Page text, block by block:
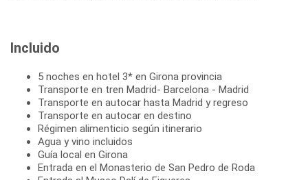
Incluido
5 noches en hotel 3* en Girona provincia
Transporte en tren Madrid- Barcelona - Madrid
Transporte en autocar hasta Madrid y regreso
Transporte en autocar en destino
Régimen alimenticio según itinerario
Agua y vino incluidos
Guía local en Girona
Entrada en el Monasterio de San Pedro de Roda